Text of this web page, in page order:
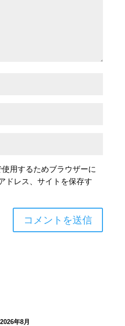
用するためブラウザーに
ドレス、サイトを保存す
2026年8月